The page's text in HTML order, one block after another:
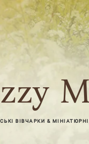
ВІВЧАРКИ &